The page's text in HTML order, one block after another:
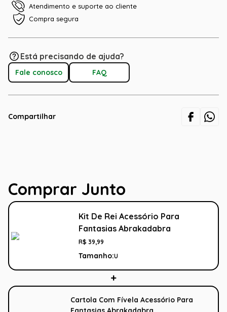
Atendimento e suporte ao cliente
Compra segura
Está precisando de ajuda?
Fale conosco FAQ
Compartilhar
Comprar Junto
Kit De Rei Acessório Para
Fantasias Abrakadabra
R$ 39,99
Tamanho:U
Cartola Com Fívela Acessório Para